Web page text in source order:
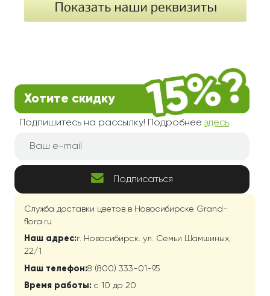
Служба доставки цветов в Новосибирске Grand-
flora.ru
Наш адрес:г. Новосибирск. ул. Семьи Шамшиных,
22/1
Наш телефон:8 (800) 333-01-95
Время работы: с 10 до 20
Хотите скидку
Подпишитесь на рассылку! Подробнее здесь.
Подписаться